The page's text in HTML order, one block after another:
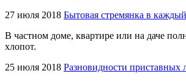
27 июля 2018 Бытовая стремянка в
В частном доме, квартире или на даче
хлопот.
25 июля 2018 Разновидности приставных